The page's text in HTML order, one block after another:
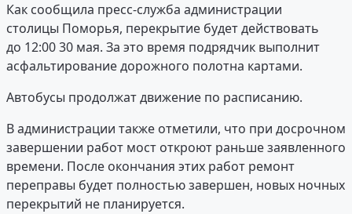
Как сообщила пресс-служба администрации
столицы Поморья, перекрытие будет действовать
до 12:00 30 мая. За это время подрядчик выполнит
асфальтирование дорожного полотна картами.
Автобусы продолжат движение по расписанию.
В администрации также отметили, что при досрочном
завершении работ мост откроют раньше заявленного
времени. После окончания этих работ ремонт
переправы будет полностью завершен, новых ночных
перекрытий не планируется.